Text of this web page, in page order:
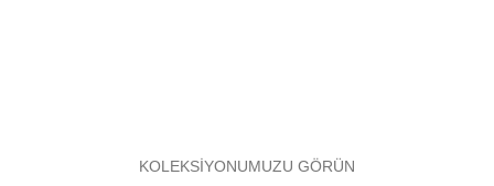
KOLEKSİYONUMUZU GÖRÜN